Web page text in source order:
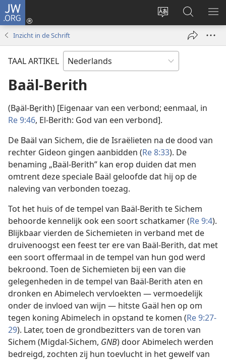
JW.ORG
Taal
wijzigen
Inloggen
(opent
Zoeken
op
JW.ORG
Inzicht in de Schrift
TAAL ARTIKEL
Baäl-Berith
(Ba̱äl-Be̱rith) [Eigenaar van een verbond; eenmaal, in
Re 9:46, El-Berith: God van een verbond].
De Baäl van Sichem, die de Israëlieten na de dood van
rechter Gideon gingen aanbidden (Re 8:33). De
benaming „Baäl-Berith” kan erop duiden dat men
omtrent deze speciale Baäl geloofde dat hij op de
naleving van verbonden toezag.
Tot het huis of de tempel van Baäl-Berith te Sichem
behoorde kennelijk ook een soort schatkamer (Re 9:4).
Blijkbaar vierden de Sichemieten in verband met de
druivenoogst een feest ter ere van Baäl-Berith, dat met
een soort offermaal in de tempel van hun god werd
bekroond. Toen de Sichemieten bij een van die
gelegenheden in de tempel van Baäl-Berith aten en
dronken en Abimelech vervloekten — vermoedelijk
onder de invloed van wijn — hitste Gaäl hen op om
tegen koning Abimelech in opstand te komen (Re 9:27-
29). Later, toen de grondbezitters van de toren van
Sichem (Migdal-Sichem, GNB) door Abimelech werden
bedreigd, zochten zij hun toevlucht in het gewelf van